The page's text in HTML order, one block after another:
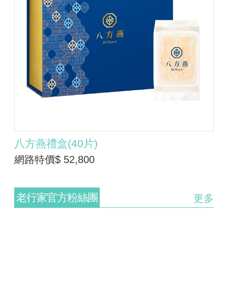
八方燕禮盒(40片)
網路特價$ 52,800
老行家官方粉絲團 更多